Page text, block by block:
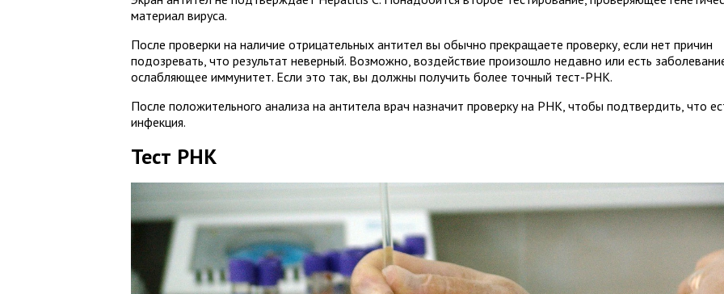
материал вируса.
После проверки на наличие отрицательных антител вы обычно прекращаете проверку, если нет причин
подозревать, что результат неверный. Возможно, воздействие произошло недавно или есть
ослабляющее иммунитет. Если это так, вы должны получить более точный тест-РНК.
После положительного анализа на антитела врач назначит проверку на РНК, чтобы подтвердить, что
инфекция.
Тест РНК